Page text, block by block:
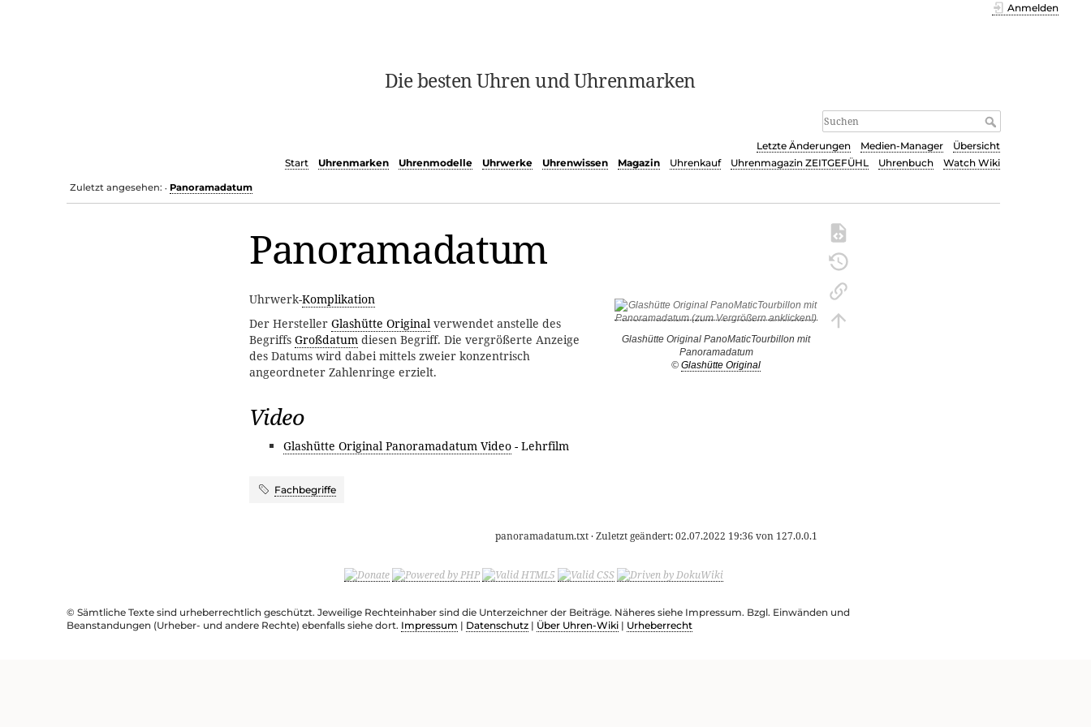
Die besten Uhren und Uhrenmarken
Anmelden
Letzte Änderungen Medien-Manager
Übersicht
Start
Uhrenmarken Uhrenmodelle Uhrwerke Uhrenwissen Magazin Uhrenkauf Uhrenmagazin ZEITGEFÜHL Uhrenbuch Watch Wiki
Zuletzt angesehen: • Panoramadatum
Panoramadatum
Glashütte Original PanoMaticTourbillon mit
Panoramadatum
© Glashütte Original
Uhrwerk-Komplikation
Der Hersteller Glashütte Original verwendet anstelle des
Begriffs Großdatum diesen Begriff. Die vergrößerte Anzeige
des Datums wird dabei mittels zweier konzentrisch
angeordneter Zahlenringe erzielt.
Video
Glashütte Original Panoramadatum Video - Lehrfilm
Fachbegriffe
panoramadatum.txt· Zuletzt geändert:02.07.2022 19:36 von 127.0.0.1
© Sämtliche Texte sind urheberrechtlich geschützt. Jeweilige Rechteinhaber sind die Unterzeichner der Beiträge. Näheres siehe Impressum. Bzgl. Einwänden und
Beanstandungen (Urheber- und andere Rechte) ebenfalls siehe dort. Impressum | Datenschutz | Über Uhren-Wiki | Urheberrecht